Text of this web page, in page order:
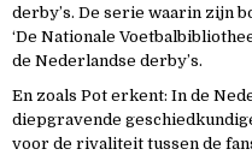
derby’s. De serie waarin zijn
‘De Nationale
de Nederlandse derby’s.
En zoals Pot erkent: In de
diepgravende
voor de rivaliteit tussen de